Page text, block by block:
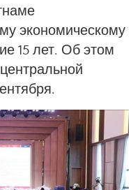
экономическому
15 лет. Об этом